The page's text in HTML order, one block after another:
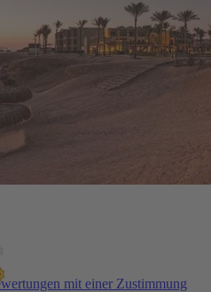
mit einer Zustimmung